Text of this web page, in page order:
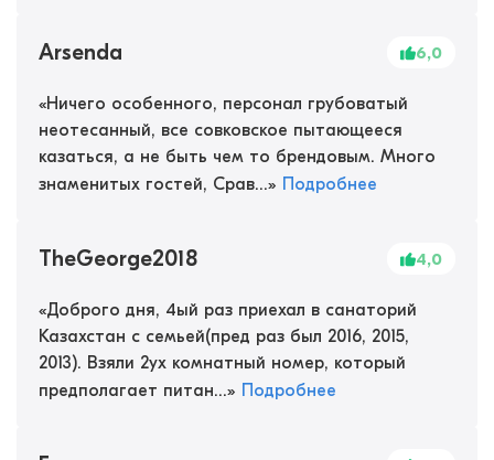
Arsenda 6,0
«Ничего особенного, персонал грубоватый
неотесанный, все совковское пытающееся
казаться, а не быть чем то брендовым. Много
знаменитых гостей, Срав...» Подробнее
TheGeorge2018 4,0
«Доброго дня, 4ый раз приехал в санаторий
Казахстан с семьей(пред раз был 2016, 2015,
2013). Взяли 2ух комнатный номер, который
предполагает питан...» Подробнее